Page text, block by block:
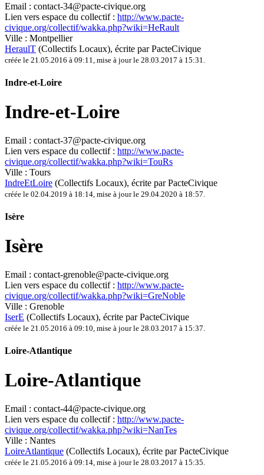
Email : contact-34@pacte-civique.org
Lien vers espace du collectif : http://www.pacte-
civique.org/collectif/wakka.php?wiki=HeRault
Ville : Montpellier
HeraulT (Collectifs Locaux), écrite par PacteCivique
créée le 21.05.2016 à 09:11 mise à jour le 28.03.2017 à 15:31
Indre-et-Loire
Indre-et-Loire
Email : contact-37@pacte-civique.org
Lien vers espace du collectif : http://www.pacte-
civique.org/collectif/wakka.php?wiki=TouRs
Ville : Tours
IndreEtLoire (Collectifs Locaux), écrite par PacteCivique
créée le 02.04.2019 à 18:14, mise à jour le 29.04.2020 à 18:57.
Isère
Isère
Email : contact-grenoble@pacte-civique.org
Lien vers espace du collectif : http://www.pacte-
civique.org/collectif/wakka.php?wiki=GreNoble
Ville : Grenoble
IserE (Collectifs Locaux), écrite par PacteCivique
créée le 21.05.2016 à 09:10, mise à jour le 28.03.2017 à 15:37.
Loire-Atlantique
Loire-Atlantique
Email : contact-44@pacte-civique.org
Lien vers espace du collectif : http://www.pacte-
civique.org/collectif/wakka.php?wiki=NanTes
Ville : Nantes
LoireAtlantique (Collectifs Locaux), écrite par PacteCivique
créée le 21.05.2016 à 09:14, mise à jour le 28.03.2017 à 15:35.